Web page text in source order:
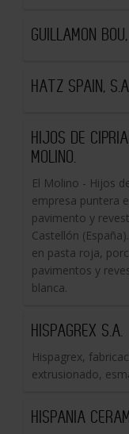
GUILLAMON
HATZ SPAIN,
HIJOS DE
MOLINO.
El Molino - Hijos
empresa puntera
pavimento y
Castellón
en pasta roja,
pavimentos y
blanca.
HISPAGREX S.A.
Hispagrex,
extrusionado,
HISPANIA